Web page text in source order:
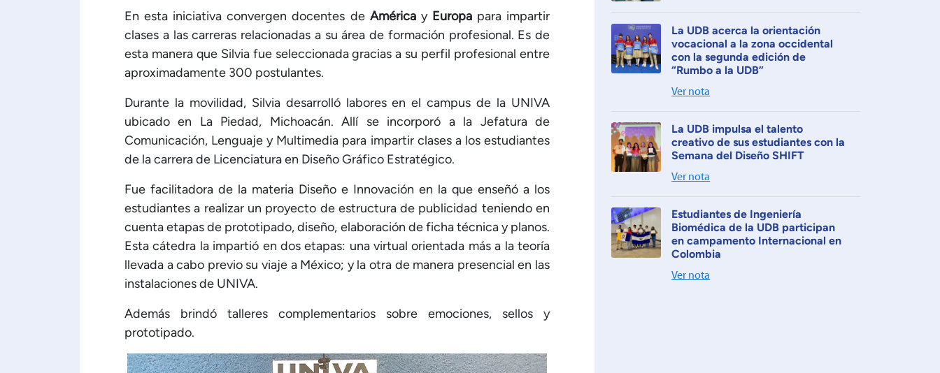
En esta iniciativa convergen docentes de Américay Europapara impartir
clases a las carreras relacionadas a su área de formación profesional. Es de
esta manera que Silvia fue seleccionada gracias a su perfil profesional entre
aproximadamente 300 postulantes.
Durante la movilidad, Silvia desarrolló labores en el campus de la UNIVA
ubicado en La Piedad, Michoacán. Allí se incorporó a la Jefatura de
Comunicación, Lenguaje y Multimedia para impartir clases a los estudiantes
de la carrera de Licenciatura en Diseño Gráfico Estratégico.
Fue facilitadora de la materia Diseño e Innovación en la que enseñó a los
estudiantes a realizar un proyecto de estructura de publicidad teniendo en
cuenta etapas de prototipado, diseño, elaboración de ficha técnica y planos.
Esta cátedra la impartió en dos etapas: una virtual orientada más a la teoría
llevada a cabo previo su viaje a México; y la otra de manera presencial en las
instalaciones de UNIVA.
Además brindó talleres complementarios sobre emociones, sellos y
prototipado.
La UDB acerca la orientación
vocacional a la zona occidental
con la segunda edición de
“Rumbo a la UDB”
Ver nota
La UDB impulsa el talento
creativo de sus estudiantes con la
Semana del Diseño SHIFT
Ver nota
Estudiantes de Ingeniería
Biomédica de la UDB participan
en campamento Internacional en
Colombia
Ver nota